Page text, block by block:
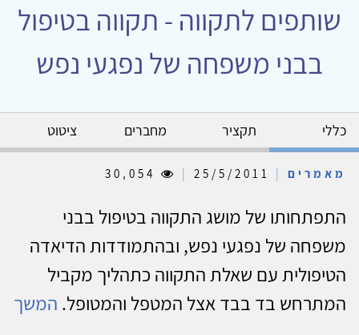
שותפים לתקווה - תקווה בטיפול
בבני משפחה של נפגעי נפש
כללי תקציר מחברים ציטוט
מאמרים |
|
התפתחותו של מושג התקווה בטיפול בבני
משפחה של נפגעי נפש, ובהתמודדות הדיאדה
הטיפולית עם שאלת התקווה כתהליך מקביל
המתרחש בד בבד אצל המטפל והמטופל. המשך